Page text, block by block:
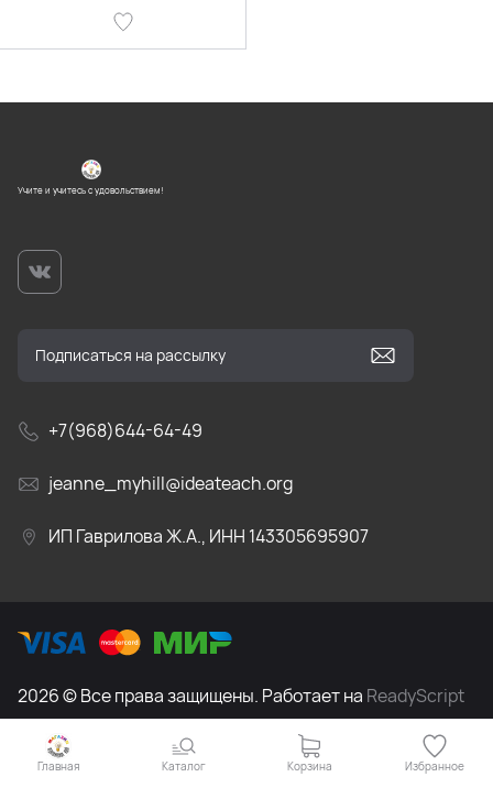
Учите и учитесь с удовольствием!
+7(968)644-64-49
jeanne_myhill@ideateach.org
ИП Гаврилова Ж.А., ИНН 143305695907
2026 © Все права защищены. Работает на ReadyScript
Главная Каталог Корзина Избранное